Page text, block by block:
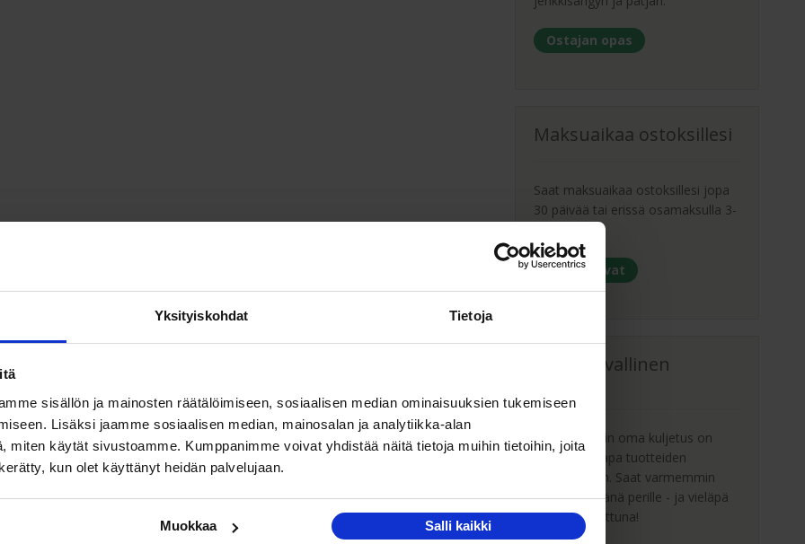
Yksityiskohdat Tietoja
sisällön ja mainosten räätälöimiseen, sosiaalisen median ominaisuuksien tukemiseen
Lisäksi jaamme sosiaalisen median, mainosalan ja analytiikka-alan
miten käytät sivustoamme. Kumppanimme voivat yhdistää näitä tietoja muihin tietoihin, joita
kun olet käyttänyt heidän palvelujaan.
Muokkaa Salli kaikki
Ostajan opas
Maksuaikaa ostoksillesi
Saat maksuaikaa ostoksillesi jopa
30 päivää tai erissä osamaksulla 3-
Maksutavat
Oma turvallinen
Kaluste-Matin oma kuljetus on
turvallinen tapa tuotteiden
toimitukseen. Saat varmemmin
tuotteet ehjänä perille - ja vieläpä
sisäänkannettuna!